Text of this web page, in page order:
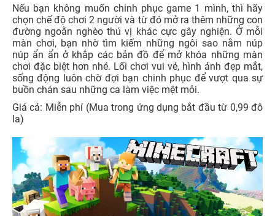
Nếu bạn không muốn chinh phục game 1 mình, thì hãy
chọn chế độ chơi 2 người và từ đó mở ra thêm những con
đường ngoằn nghèo thú vị khác cực gây nghiện. Ở mỗi
màn chơi, bạn nhờ tìm kiếm những ngôi sao nằm núp
núp ẩn ẩn ở khắp các bản đồ để mở khóa những màn
chơi đặc biệt hơn nhé. Lối chơi vui vẻ, hình ảnh đẹp mắt,
sống động luôn chờ đợi bạn chinh phục để vượt qua sự
buồn chán sau những ca làm việc mệt mỏi.
Giá cả: Miễn phí (Mua trong ứng dụng bắt đầu từ 0,99 đô
la)